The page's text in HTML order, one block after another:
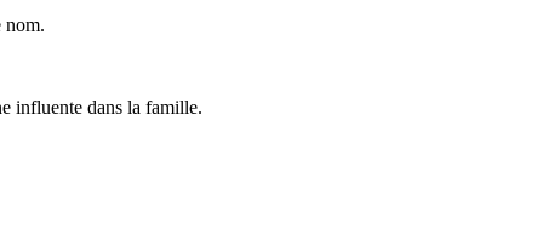
nom.
influente dans la famille.